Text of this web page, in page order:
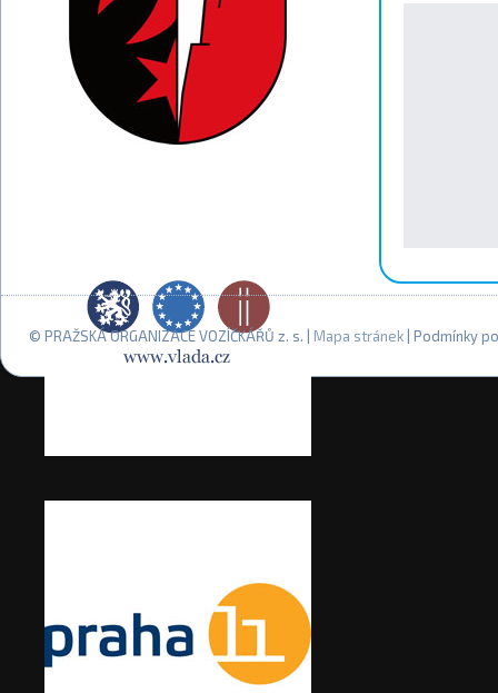
© PRAŽSKÁ ORGANIZACE VOZÍČKÁŘŮ z. s. | Mapa stránek | Podmínky